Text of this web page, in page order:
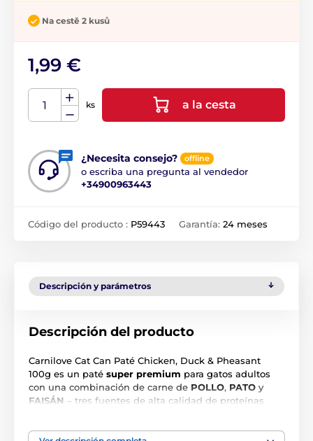
Na cestě 2 kusů
1,99 €
ks a la cesta
¿Necesita consejo? offline
o escriba una pregunta al vendedor
+34900963443
Código del producto : P59443 Garantía: 24 meses
Descripción y parámetros
Descripción del producto
Carnilove Cat Can Paté Chicken, Duck & Pheasant
100g es un paté super premium para gatos adultos
con una combinación de carne de POLLO, PATO y
FAISÁN – tres fuentes de alta calidad de proteínas